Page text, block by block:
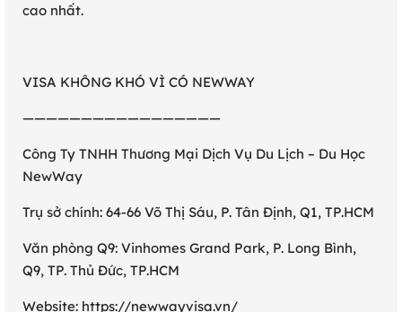
cao nhất.
VISA KHÔNG KHÓ VÌ CÓ NEWWAY
—————————————————
Công Ty TNHH Thương Mại Dịch Vụ Du Lịch – Du Học
NewWay
Trụ sở chính: 64-66 Võ Thị Sáu, P. Tân Định, Q1, TP.HCM
Văn phòng Q9: Vinhomes Grand Park, P. Long Bình,
Q9, TP. Thủ Đức, TP.HCM
Website: https://newwayvisa.vn/